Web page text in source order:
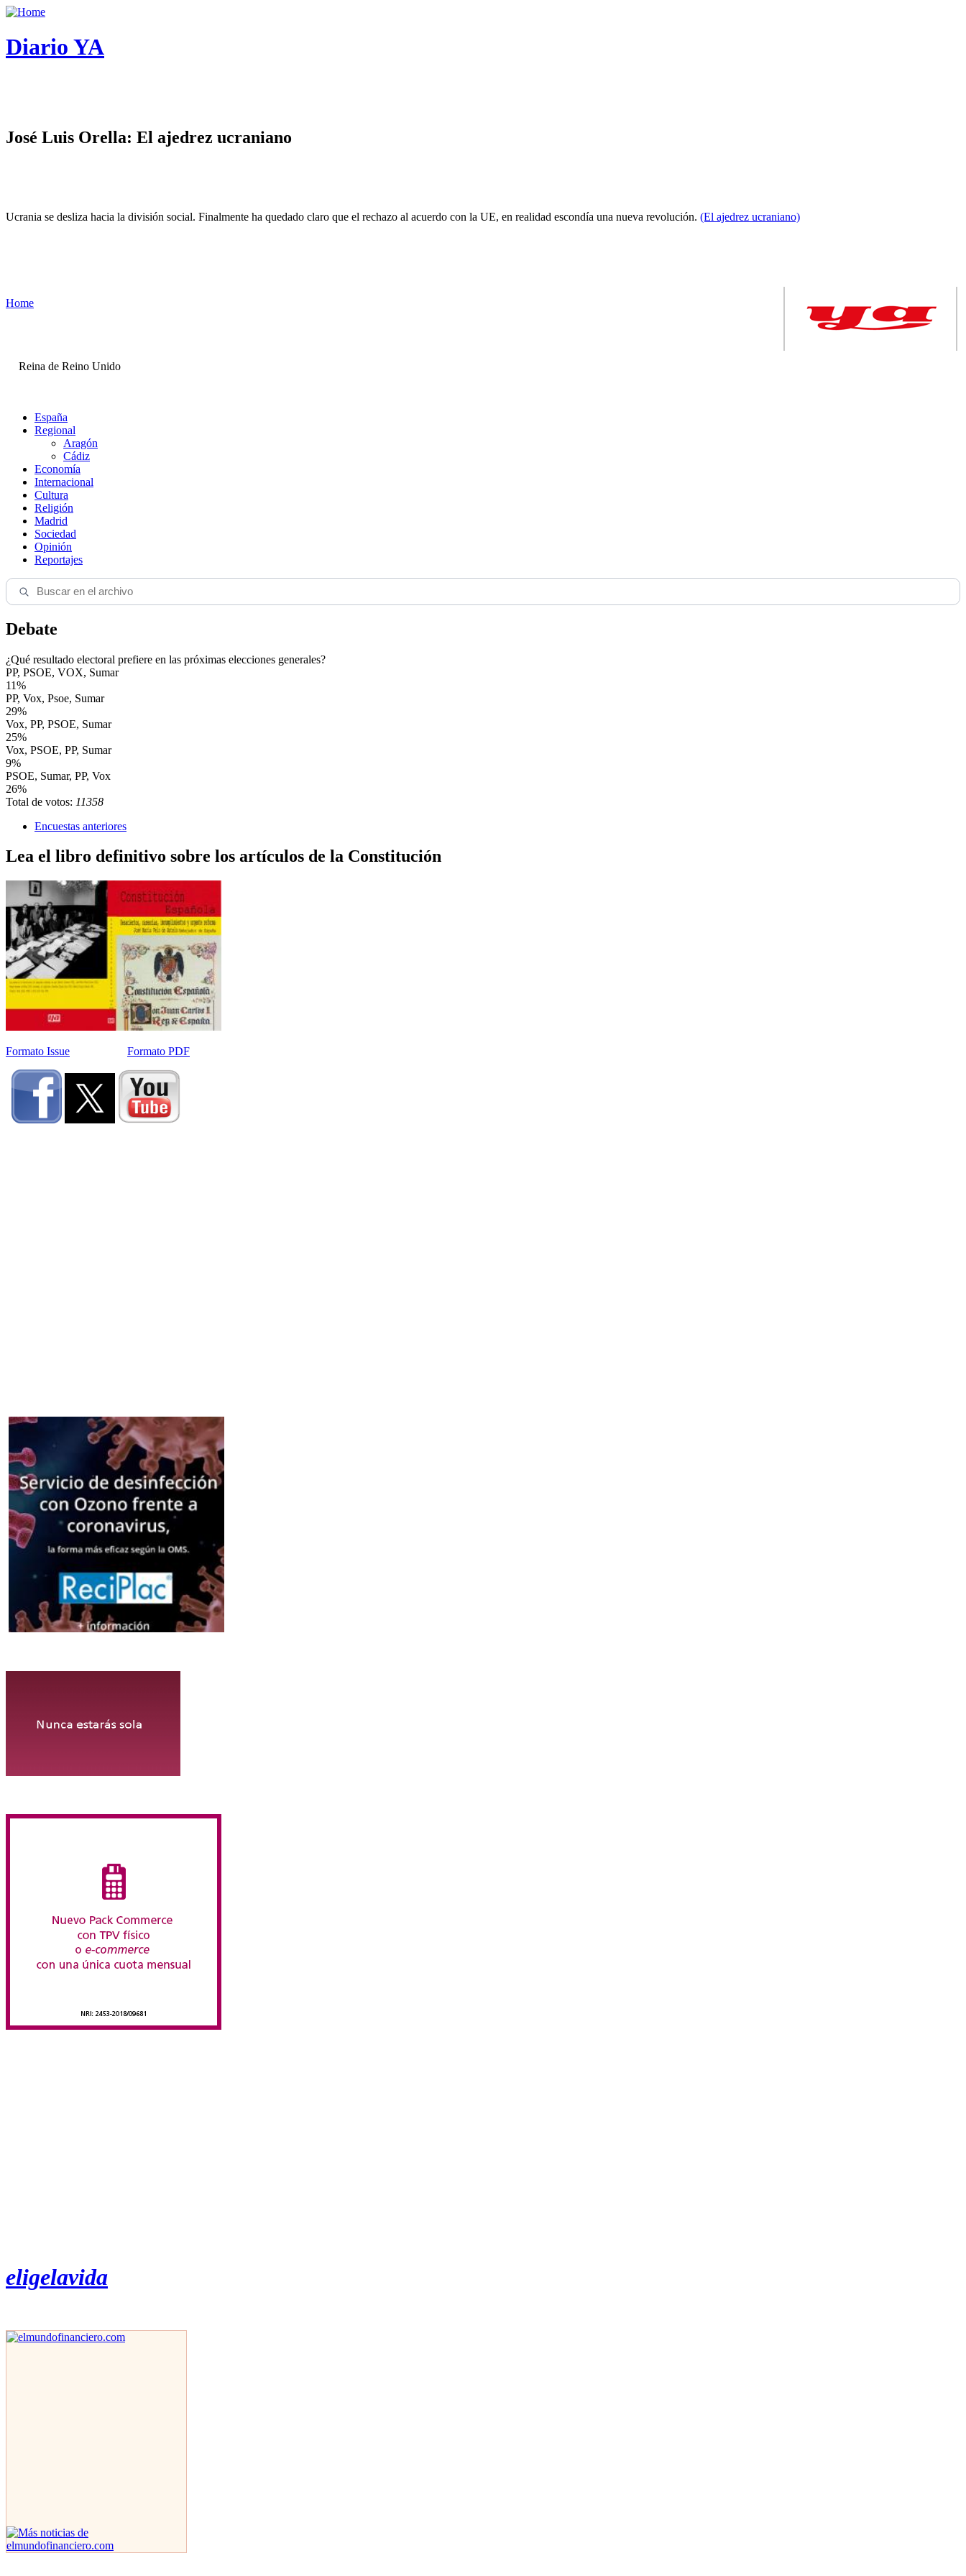
Diario YA
José Luis Orella: El ajedrez ucraniano
Ucrania se desliza hacia la división social. Finalmente ha quedado claro que el rechazo al acuerdo con la UE, en realidad escondía una nueva revolución. (El ajedrez ucraniano)
Home
Reina de Reino Unido
España
Regional
Aragón
Cádiz
Economía
Internacional
Cultura
Religión
Madrid
Sociedad
Opinión
Reportajes
Debate
¿Qué resultado electoral prefiere en las próximas elecciones generales?
PP, PSOE, VOX, Sumar
11%
PP, Vox, Psoe, Sumar
29%
Vox, PP, PSOE, Sumar
25%
Vox, PSOE, PP, Sumar
9%
PSOE, Sumar, PP, Vox
26%
Total de votos: 11358
Encuestas anteriores
Lea el libro definitivo sobre los artículos de la Constitución
Formato Issue Formato PDF
eligelavida